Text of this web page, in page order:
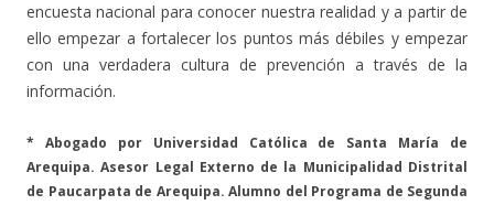
encuesta nacional para conocer nuestra realidad y a partir de
ello empezar a fortalecer los puntos más débiles y empezar
con una verdadera cultura de prevención a través de la
información.
* Abogado por Universidad Católica de Santa María de
Arequipa. Asesor Legal Externo de la Municipalidad Distrital
de Paucarpata de Arequipa. Alumno del Programa de Segunda